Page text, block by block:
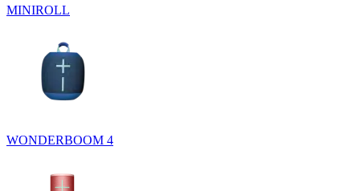
MINIROLL
WONDERBOOM 4